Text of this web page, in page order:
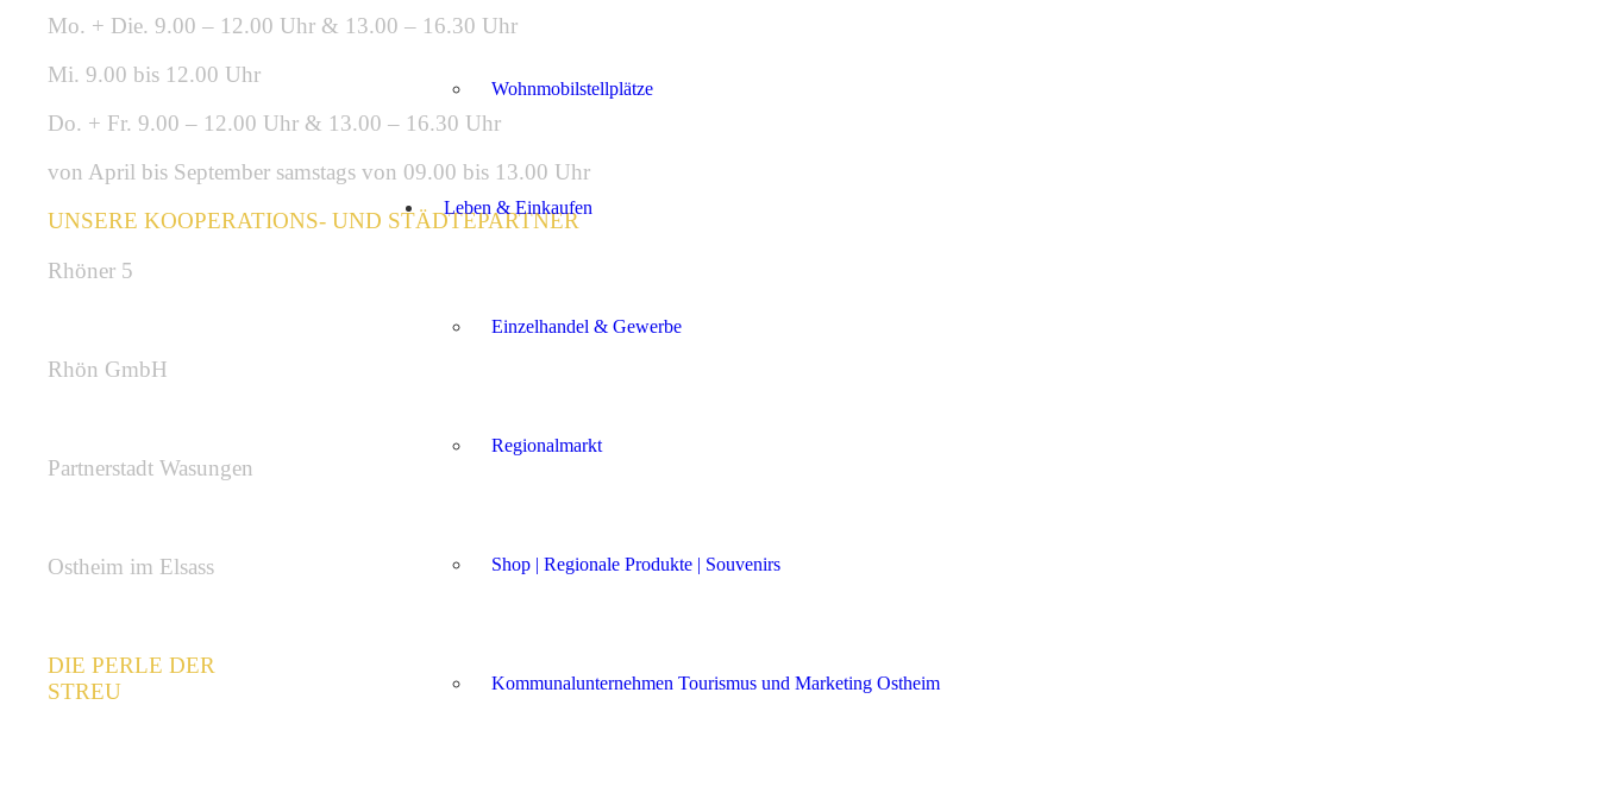
Wohnmobilstellplätze
Leben & Einkaufen
Einzelhandel & Gewerbe
Regionalmarkt
Shop | Regionale Produkte | Souvenirs
Kommunalunternehmen Tourismus und Marketing Ostheim
Mo. + Die. 9.00 – 12.00 Uhr & 13.00 – 16.30 Uhr
Mi. 9.00 bis 12.00 Uhr
Do. + Fr. 9.00 – 12.00 Uhr & 13.00 – 16.30 Uhr
von April bis September samstags von 09.00 bis 13.00 Uhr
UNSERE KOOPERATIONS- UND STÄDTEPARTNER
Rhöner 5
Rhön GmbH
Partnerstadt Wasungen
Ostheim im Elsass
DIE PERLE DER
STREU